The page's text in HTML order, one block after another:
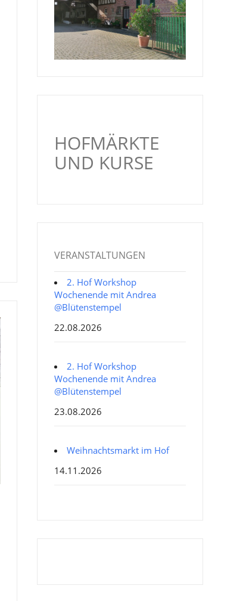
HOFMÄRKTE
UND KURSE
VERANSTALTUNGEN
2. Hof Workshop
Wochenende mit Andrea
@Blütenstempel
22.08.2026
2. Hof Workshop
Wochenende mit Andrea
@Blütenstempel
23.08.2026
Weihnachtsmarkt im Hof
14.11.2026